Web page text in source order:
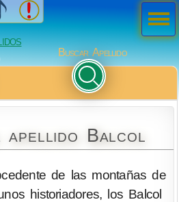
Buscar Apellido
apellido Balcol
de las montañas de
historiadores, los Balcol
Men
ú